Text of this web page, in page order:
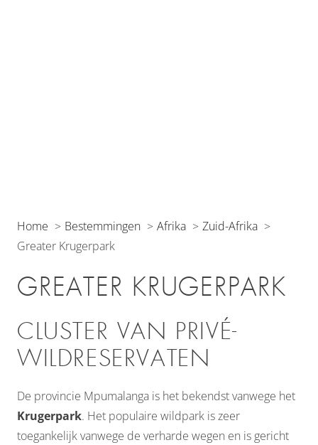
Home Bestemmingen Afrika
Zuid-Afrika
Greater Krugerpark
GREATER KRUGERPARK
CLUSTER VAN PRIVÉ-
WILDRESERVATEN
De provincie Mpumalanga is het bekendst vanwege het
Krugerpark. Het populaire wildpark is zeer
toegankelijk vanwege de verharde wegen en is gericht